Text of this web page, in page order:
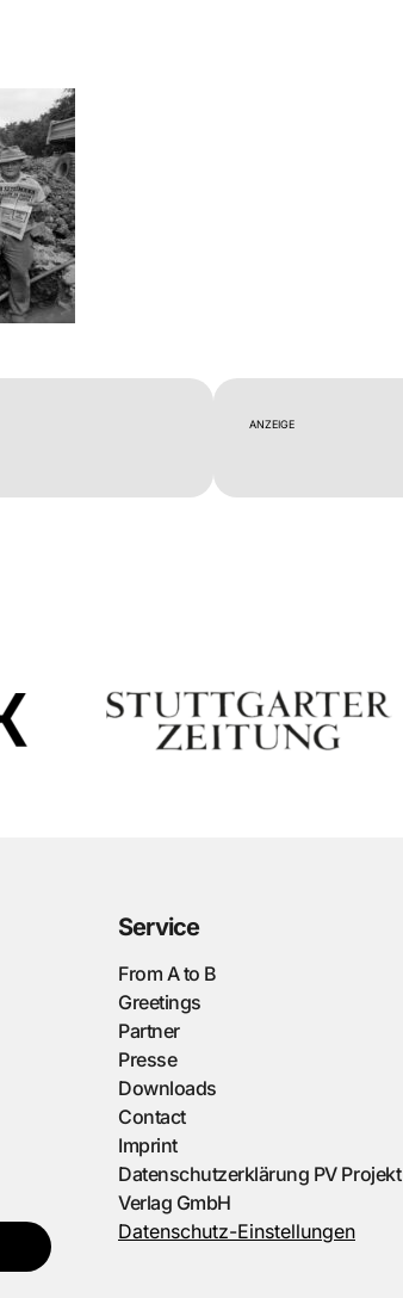
ANZEIGE
Service
From A to B
Greetings
Partner
Presse
Downloads
Contact
Imprint
Datenschutzerklärung PV Projekt
Verlag GmbH
Datenschutz-Einstellungen